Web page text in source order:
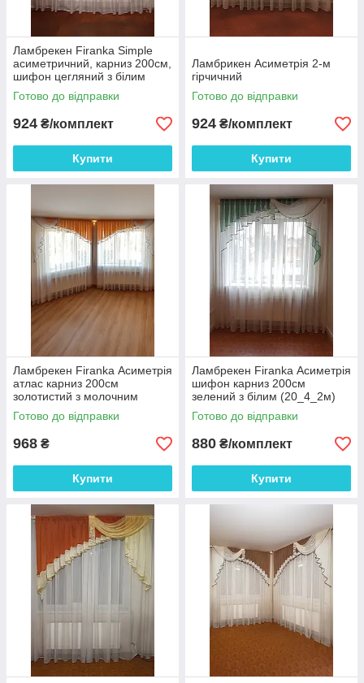
Ламбрекен Firanka Simple
асиметричний, карниз 200см,
шифон цегляний з білим
(20_1_2м)
Готово до відправки
924 ₴/комплект
Купити
Ламбрикен Асиметрія 2-м
гірчичний
Готово до відправки
924 ₴/комплект
Купити
Ламбрекен Firanka Асиметрія
атлас карниз 200см
золотистий з молочним
(20_3_2м)
Готово до відправки
968 ₴
Купити
Ламбрекен Firanka Асиметрія
шифон карниз 200см
зелений з білим (20_4_2м)
Готово до відправки
880 ₴/комплект
Купити